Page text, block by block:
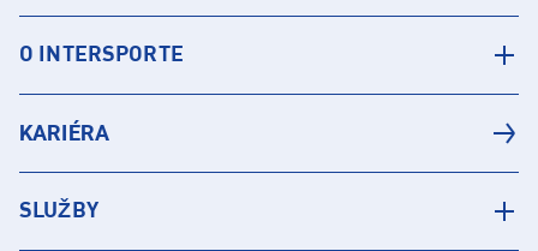
O INTERSPORTE
KARIÉRA
SLUŽBY